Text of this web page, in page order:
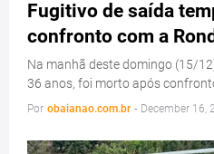
Fugitivo de saída
confronto com a
Na manhã deste domingo (15/
36 anos, foi morto após
Por obaianao.com.br - December 16,